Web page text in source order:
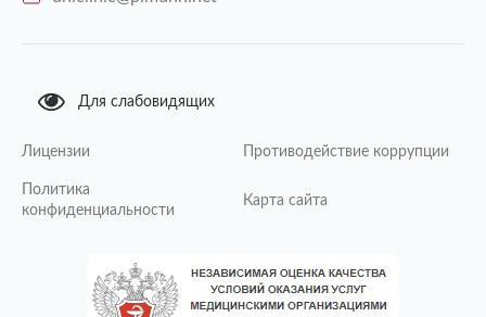
Для слабовидящих
Лицензии Противодействие коррупции
Политика
конфиденциальности
Карта сайта